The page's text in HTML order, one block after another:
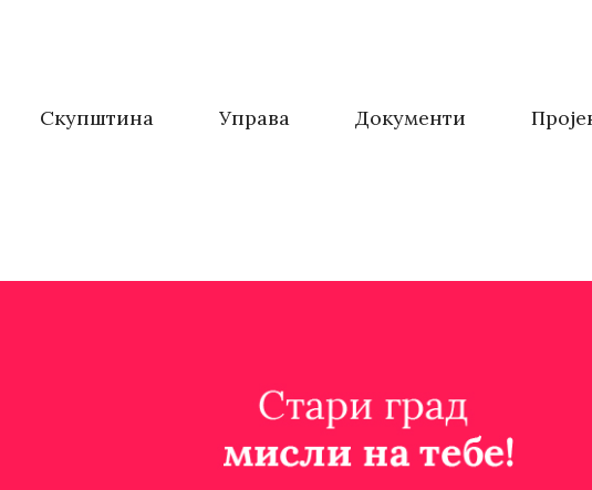
Скупштина Управа Документи